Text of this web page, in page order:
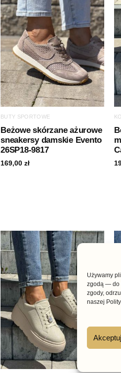
Używamy
zgodą — do
zgody,
naszej
BUTY SPORTOWE
Beżowe skórzane ażurowe
sneakersy damskie Evento
26SP18-9817
169,00zł